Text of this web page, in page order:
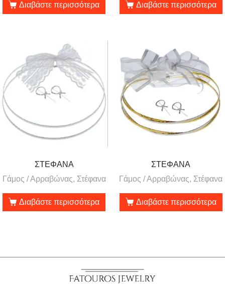
Διαβάστε περισσότερα Διαβάστε περισσότερα
ΣΤΕΦΑΝΑ
Γάμος / Αρραβώνας, Στέφανα
Διαβάστε περισσότερα
ΣΤΕΦΑΝΑ
Γάμος / Αρραβώνας, Στέφανα
Διαβάστε περισσότερα